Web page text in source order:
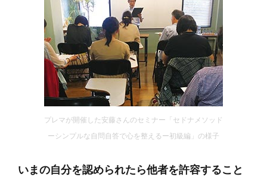
プレマが開催した安藤さんのセミナー「セドナメソッド
ーシンプルな自問自答で心を整えるー初級編」の様子
いまの自分を認められたら他者を許容すること